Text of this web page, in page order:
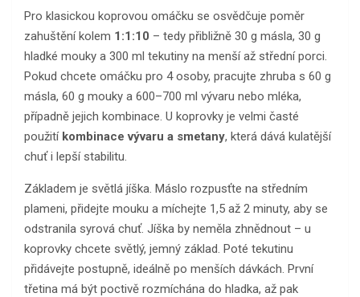
Pro klasickou koprovou omáčku se osvědčuje poměr
zahuštění kolem 1:1:10 – tedy přibližně 30 g másla, 30 g
hladké mouky a 300 ml tekutiny na menší až střední porci.
Pokud chcete omáčku pro 4 osoby, pracujte zhruba s 60 g
másla, 60 g mouky a 600–700 ml vývaru nebo mléka,
případně jejich kombinace. U koprovky je velmi časté
použití kombinace vývaru a smetany, která dává kulatější
chuť i lepší stabilitu.
Základem je světlá jíška. Máslo rozpusťte na středním
plameni, přidejte mouku a míchejte 1,5 až 2 minuty, aby se
odstranila syrová chuť. Jíška by neměla zhnědnout – u
koprovky chcete světlý, jemný základ. Poté tekutinu
přidávejte postupně, ideálně po menších dávkách. První
třetina má být poctivě rozmíchána do hladka, až pak